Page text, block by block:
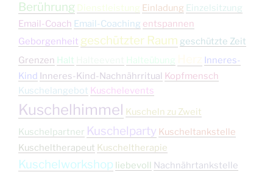
Berührung Dienstleistung Einladung Einzelsitzung
Email-Coach Email-Coaching entspannen
Geborgenheit geschützter Raum geschützte Zeit
Grenzen Halt Halteübung
Inneres-
Kind Inneres-Kind-Nachnährritual Kopfmensch
Kuschelangebot Kuschelevents
Kuschelhimmel Kuscheln zu Zweit
Kuschelpartner Kuschelparty Kuscheltankstelle
Kuscheltherapeut Kuscheltherapie
Kuschelworkshop liebevoll Nachnährtankstelle